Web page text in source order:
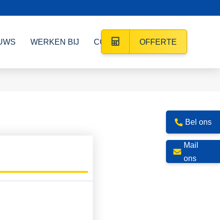
WERKEN BIJ CONTACT OFFERTE
Bel ons
Mail
ons